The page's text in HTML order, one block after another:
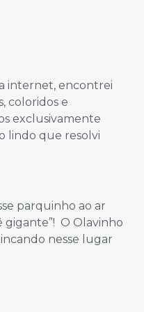
internet, encontrei
coloridos e
exclusivamente
lindo que resolvi
parquinho ao ar
gigante”! O Olavinho
nesse lugar